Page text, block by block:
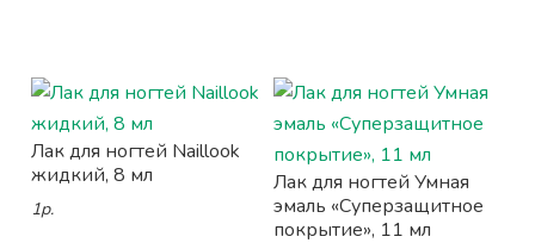
Лак для ногтей Naillook
жидкий, 8 мл
1р.
Лак для ногтей Умная
эмаль «Суперзащитное
покрытие», 11 мл